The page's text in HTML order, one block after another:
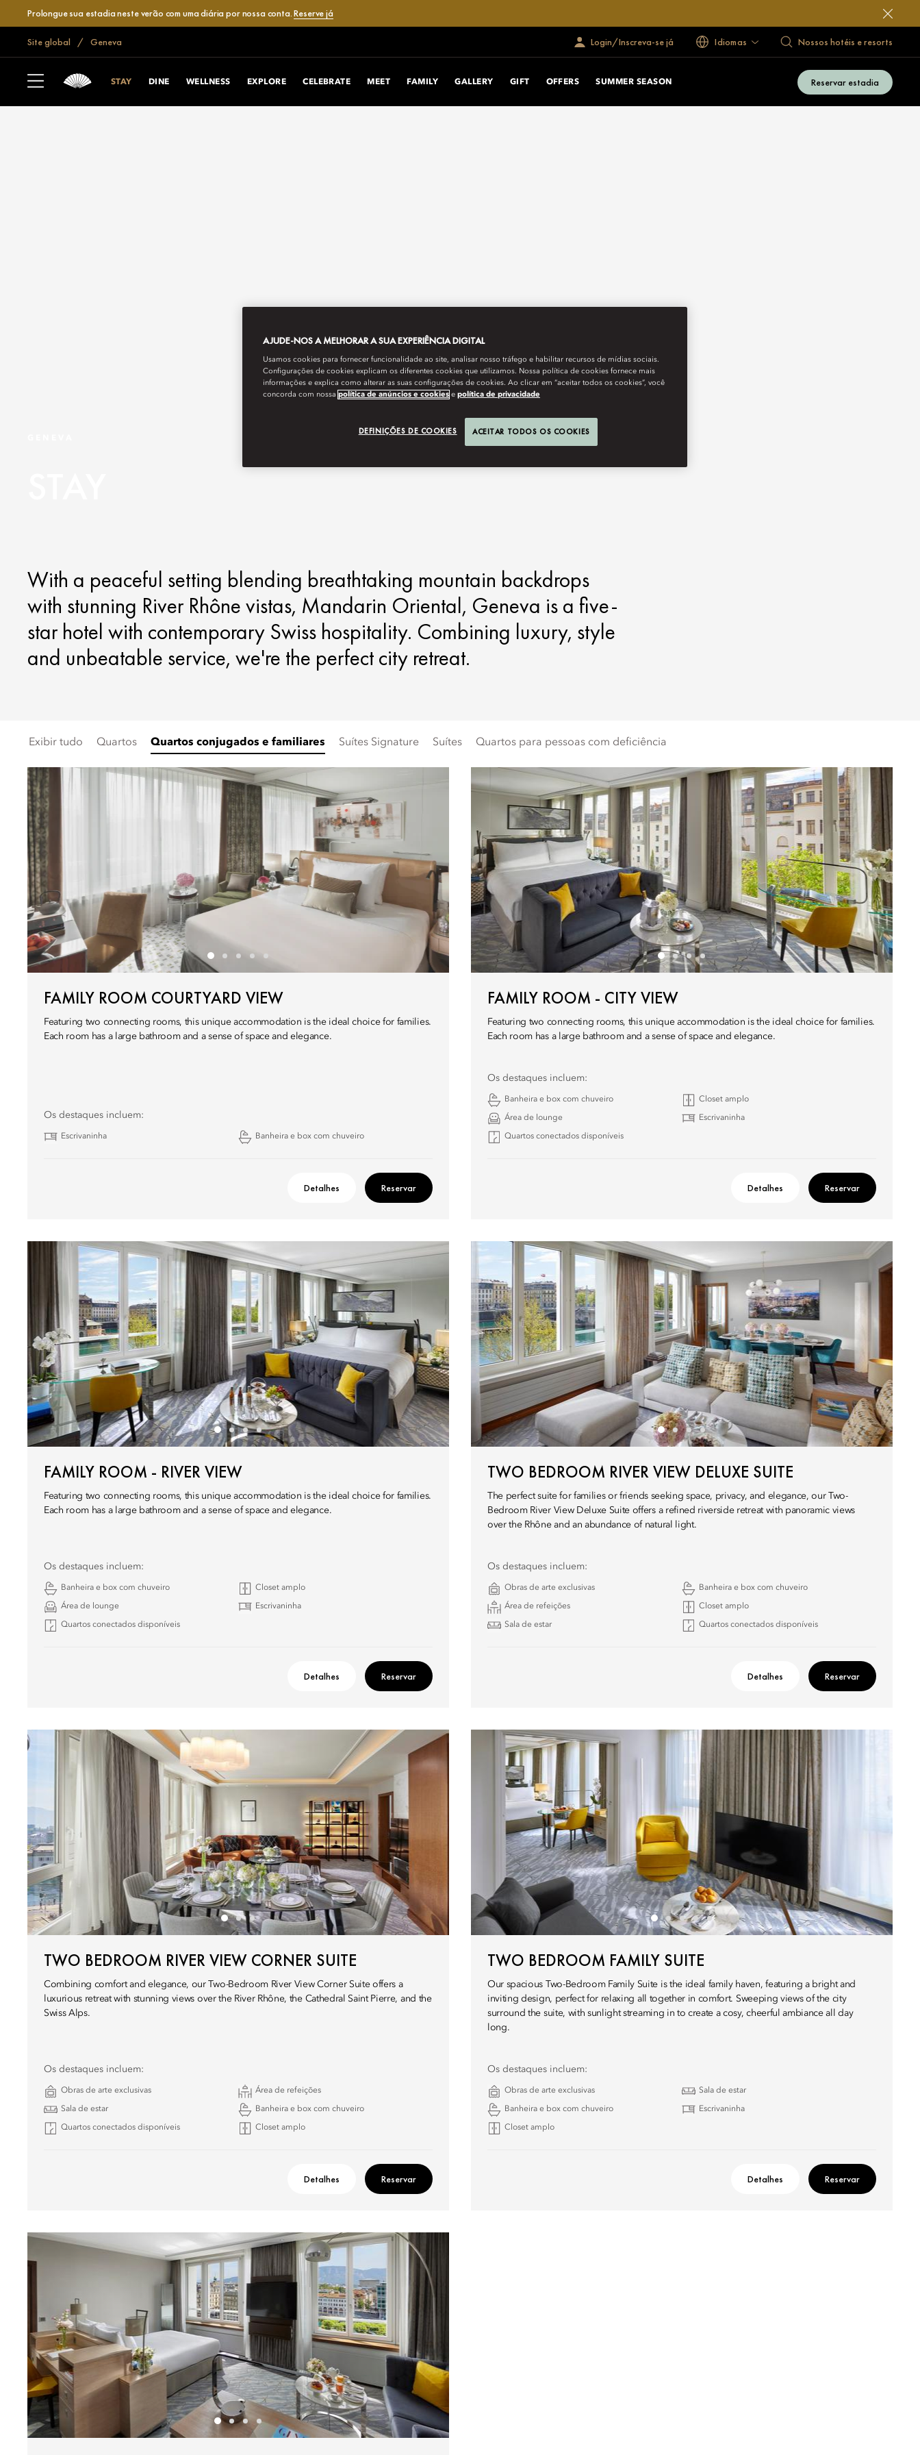
Prolongue sua estadia neste verão com uma diária por nossa conta.Reserve já
Site global Geneva Login/Inscreva-se já Idiomas Nossos hotéis e resorts
STAY DINE WELLNESS EXPLORE CELEBRATE MEET FAMILY GALLERY GIFT OFFERS SUMMER SEASON Reservar estadia
With a peaceful setting blending breathtaking mountain backdrops
with stunning River Rhône vistas, Mandarin Oriental, Geneva is a five-
star hotel with contemporary Swiss hospitality. Combining luxury, style
and unbeatable service, we're the perfect city retreat.
Exibir tudo Quartos Quartos conjugados e familiares Suítes Signature Suítes Quartos para pessoas com deficiência
FAMILY ROOM COURTYARD VIEW
Featuring two connecting rooms, this unique accommodation is the ideal choice for families.
Each room has a large bathroom and a sense of space and elegance.
Os destaques incluem:
Escrivaninha Banheira e box com chuveiro
Detalhes Reservar
FAMILY ROOM - CITY VIEW
Featuring two connecting rooms, this unique accommodation is the ideal choice for families.
Each room has a large bathroom and a sense of space and elegance.
Os destaques incluem:
Banheira e box com chuveiro Closet amplo
Área de lounge Escrivaninha
Quartos conectados disponíveis
Detalhes Reservar
FAMILY ROOM - RIVER VIEW
Featuring two connecting rooms, this unique accommodation is the ideal choice for families.
Each room has a large bathroom and a sense of space and elegance.
Os destaques incluem:
Banheira e box com chuveiro Closet amplo
Área de lounge Escrivaninha
Quartos conectados disponíveis
Detalhes Reservar
TWO BEDROOM RIVER VIEW DELUXE SUITE
The perfect suite for families or friends seeking space, privacy, and elegance, our Two-
Bedroom River View Deluxe Suite offers a refined riverside retreat with panoramic views
over the Rhône and an abundance of natural light.
Os destaques incluem:
Obras de arte exclusivas Banheira e box com chuveiro
Área de refeições Closet amplo
Sala de estar Quartos conectados disponíveis
Detalhes Reservar
TWO BEDROOM RIVER VIEW CORNER SUITE
Combining comfort and elegance, our Two-Bedroom River View Corner Suite offers a
luxurious retreat with stunning views over the River Rhône, the Cathedral Saint Pierre, and the
Swiss Alps.
Os destaques incluem:
Obras de arte exclusivas Área de refeições
Sala de estar Banheira e box com chuveiro
Quartos conectados disponíveis Closet amplo
Detalhes Reservar
TWO BEDROOM FAMILY SUITE
Our spacious Two-Bedroom Family Suite is the ideal family haven, featuring a bright and
inviting design, perfect for relaxing all together in comfort. Sweeping views of the city
surround the suite, with sunlight streaming in to create a cosy, cheerful ambiance all day
long.
Os destaques incluem:
Obras de arte exclusivas Sala de estar
Banheira e box com chuveiro Escrivaninha
Closet amplo
Detalhes Reservar
AJUDE-NOS A MELHORAR A SUA EXPERIÊNCIA DIGITAL
Usamos cookies para fornecer funcionalidade ao site, analisar nosso tráfego e habilitar recursos de mídias sociais.
Configurações de cookies explicam os diferentes cookies que utilizamos. Nossa política de cookies fornece mais
informações e explica como alterar as suas configurações de cookies. Ao clicar em “aceitar todos os cookies”, você
concorda com nossa política de anúncios e cookies e política de privacidade
DEFINIÇÕES DE COOKIES ACEITAR TODOS OS COOKIES